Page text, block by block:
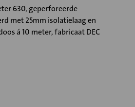
630, geperforeerde
met 25mm isolatielaag en
á 10 meter, fabricaat DEC